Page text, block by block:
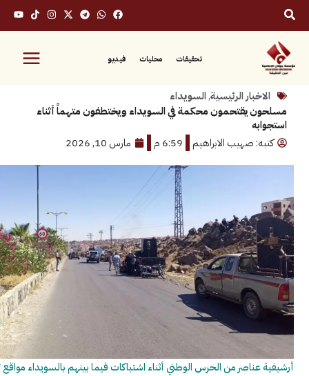
محليات فيديو
الرئيسية,السويداء
يقتحمون محكمة في السويداء ويختطفون متهماً أثناء
صهيب الابراهيم
6:59 م مارس 10, 2026
من الحرس الوطني أثناء اشتباكات فيما بينهم بالسويداء مواقع تواصل